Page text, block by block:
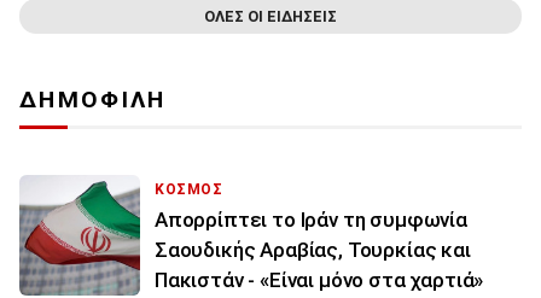
ΟΛΕΣ ΟΙ ΕΙΔΗΣΕΙΣ
ΔΗΜΟΦΙΛΗ
ΚΟΣΜΟΣ
Απορρίπτει το Ιράν τη συμφωνία
Σαουδικής Αραβίας, Τουρκίας και
Πακιστάν - «Είναι μόνο στα χαρτιά»